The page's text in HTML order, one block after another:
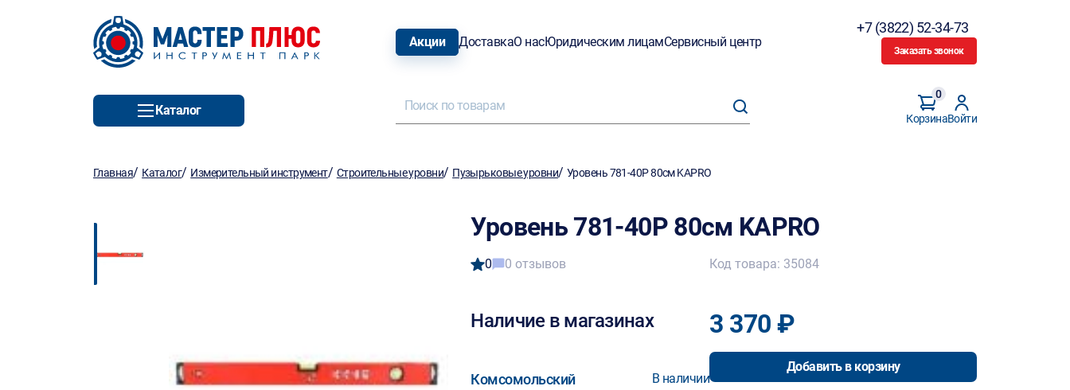
Акции ДоставкаО насЮридическим лицамСервисный центр
+7 (3822) 52-34-73
Заказать звонок
Каталог
Корзина
0
Войти
Главная/ Каталог/ Измерительный инструмент/ Строительные уровни/ Пузырьковые уровни/Уровень 781-40P 80см KAPRO
Уровень 781-40P 80см KAPRO
0 0 отзывов
Наличие в магазинах
Комсомольский В наличии
Код товара: 35084
3 370 ₽
Добавить в корзину